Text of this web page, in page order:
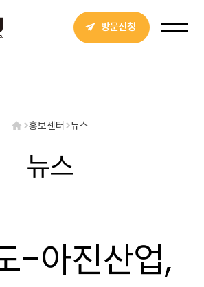
방문신청
홍보센터 뉴스
뉴스
-아진산업,